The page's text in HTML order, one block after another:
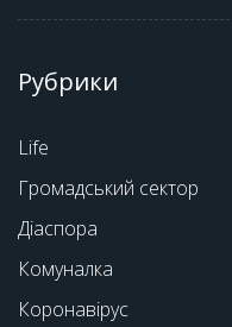
Рубрики
Life
Громадський сектор
Діаспора
Комуналка
Коронавірус